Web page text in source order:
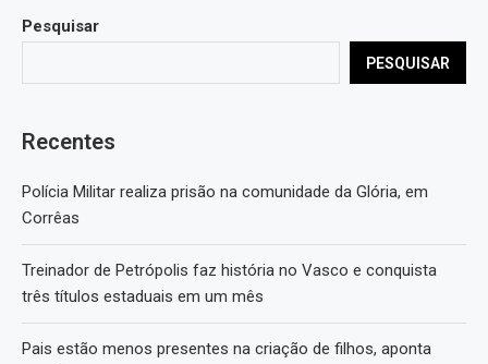
Pesquisar
PESQUISAR
Recentes
Polícia Militar realiza prisão na comunidade da Glória, em
Corrêas
Treinador de Petrópolis faz história no Vasco e conquista
três títulos estaduais em um mês
Pais estão menos presentes na criação de filhos, aponta